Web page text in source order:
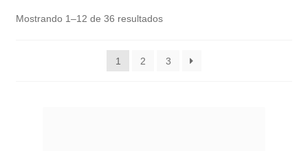
Mostrando 1–12 de 36 resultados
1 2 3